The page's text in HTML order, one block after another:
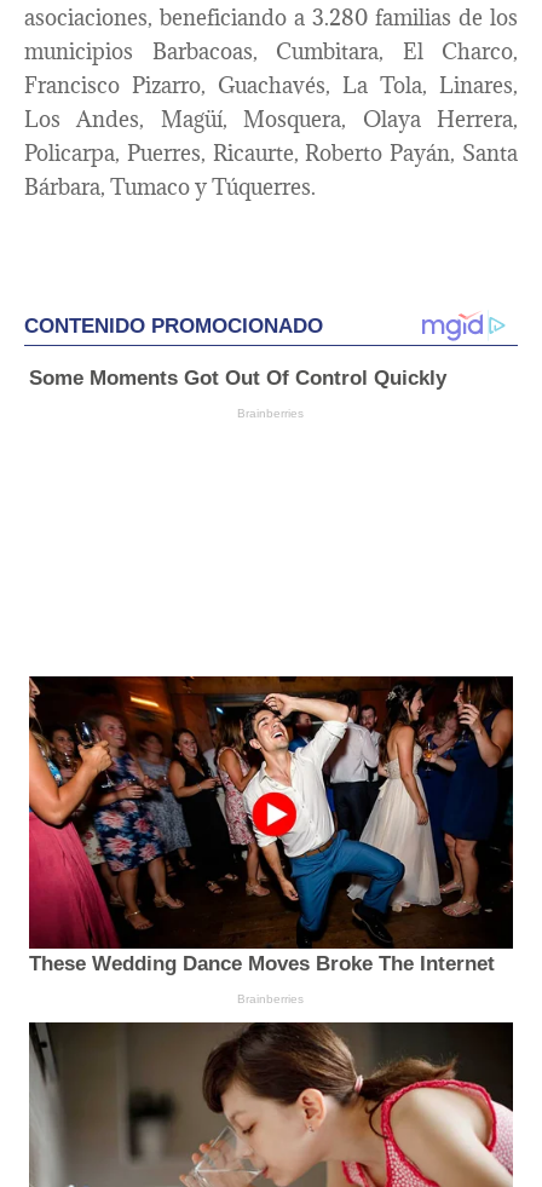
asociaciones, beneficiando a 3.280 familias de los
municipios Barbacoas, Cumbitara, El Charco,
Francisco Pizarro, Guachavés, La Tola, Linares,
Los Andes, Magüí, Mosquera, Olaya Herrera,
Policarpa, Puerres, Ricaurte, Roberto Payán, Santa
Bárbara, Tumaco y Túquerres.